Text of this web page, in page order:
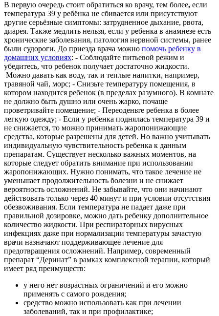
В первую очередь стоит обратиться ко врачу, тем более, если
температура 39 у ребёнка не сбивается или присутствуют
другие серьёзные симптомы: затрудненное дыхание, рвота,
диарея. Также медлить нельзя, если у ребенка в анамнезе есть
хронические заболевания, патология нервной системы, ранее
были судороги. До приезда врача можно помочь ребенку в
домашних условиях: - Соблюдайте питьевой режим и
убедитесь, что ребенок получает достаточно жидкости.
Можно давать как воду, так и теплые напитки, например,
травяной чай, морс; - Снизьте температуру помещения, в
котором находится ребенок (в пределах разумного). В комнате
не должно быть душно или очень жарко, почаще
проветривайте помещение; - Переоденьте ребенка в более
легкую одежду; - Если у ребенка поднялась температура 39 и
не снижается, то можно принимать жаропонижающие
средства, которые разрешены для детей. Но важно учитывать
индивидуальную чувствительность ребенка к данным
препаратам. Существует несколько важных моментов, на
которые следует обратить внимание при использовании
жаропонижающих. Нужно понимать, что такое лечение не
уменьшает продолжительность болезни и не снижает
вероятность осложнений. Не забывайте, что они начинают
действовать только через 40 минут и при условии отсутствия
обезвоживания. Если температура не падает даже при
правильной дозировке, можно дать ребенку дополнительное
количество жидкости. При респираторных вирусных
инфекциях даже при нормализации температуры зачастую
врачи назначают поддерживающее лечение для
предотвращения осложнений. Например, современный
препарат “Деринат” в рамках комплексной терапии, который
имеет ряд преимуществ:
у него нет возрастных ограничений и его можно
применять с самого рождения;
средство можно использовать как при лечении
заболеваний, так и при профилактике;